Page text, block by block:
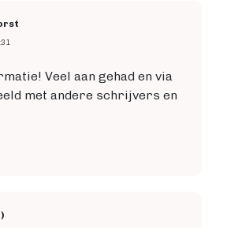
Veel aan gehad en via
met andere schrijvers en